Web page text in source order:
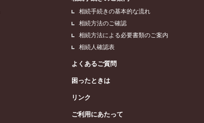
相続手続きの基本的な流れ
相続方法のご確認
相続方法による必要書類のご案内
相続人確認表
よくあるご質問
困ったときは
リンク
ご利用にあたって